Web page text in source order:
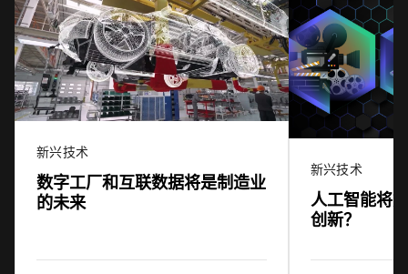
新兴技术
数字工厂和互联数据将是制造业
的未来
新兴技术
人工智能将
创新？